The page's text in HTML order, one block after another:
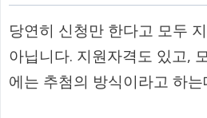
당연히 신청만 한다고 모두
아닙니다. 지원자격도 있고,
에는 추첨의 방식이라고 하는